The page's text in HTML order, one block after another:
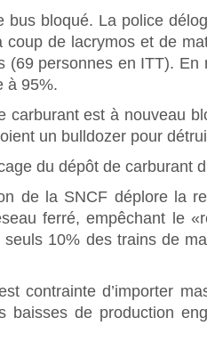
bloqué. La police
coup de lacry­mos et de
(69 per­son­nes en ITT). En
à 95%.
est à nou­veau
un bull­do­zer pour
du dépôt de car­bu­rant
de la SNCF déplore la
ferré, empê­chant le
seuls 10% des trains de
contrainte d’impor­ter
bais­ses de pro­duc­tion